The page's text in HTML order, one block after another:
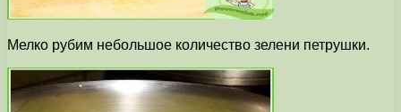
Мелко рубим небольшое количество зелени петрушки.